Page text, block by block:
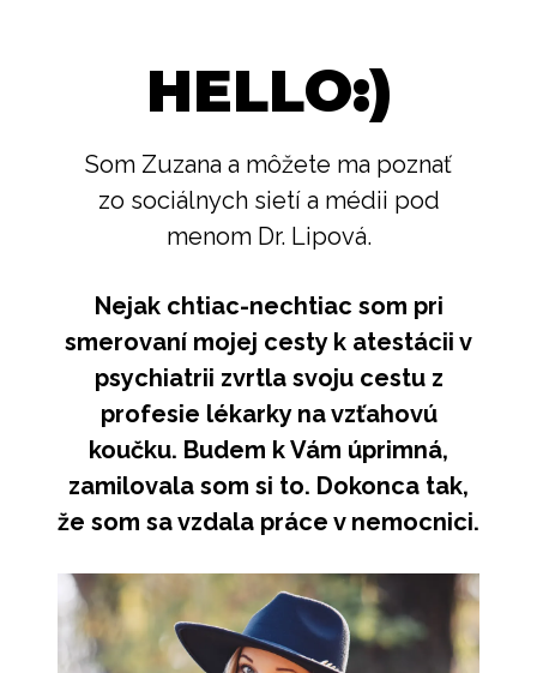
HELLO:)
Som Zuzana a môžete ma poznať
zo sociálnych sietí a médii pod
menom Dr. Lipová.
Nejak chtiac-nechtiac som pri
smerovaní mojej cesty k atestácii v
psychiatrii zvrtla svoju cestu z
profesie lékarky na vzťahovú
koučku. Budem k Vám úprimná,
zamilovala som si to. Dokonca tak,
že som sa vzdala práce v nemocnici.